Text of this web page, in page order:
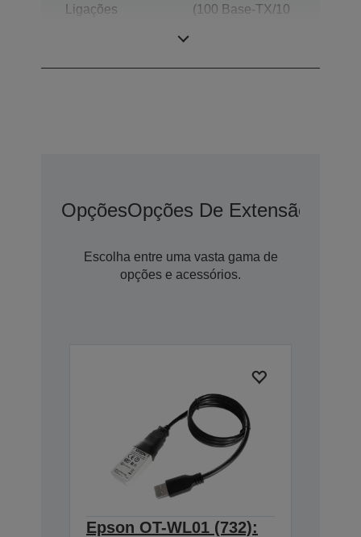
Ligações
(100 Base-TX/10
OpçõesOpções De Extensão De
Escolha entre uma vasta gama de
opções e acessórios.
Epson OT-WL01 (732):